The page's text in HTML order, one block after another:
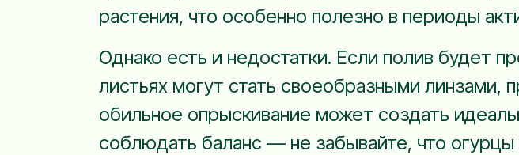
растения, что особенно полезно в периоды
Однако есть и недостатки. Если полив будет
листьях могут стать своеобразными
обильное опрыскивание может создать
соблюдать баланс — не забывайте, что